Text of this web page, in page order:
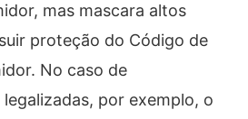
mas mascara altos
proteção do Código de
No caso de
por exemplo, o